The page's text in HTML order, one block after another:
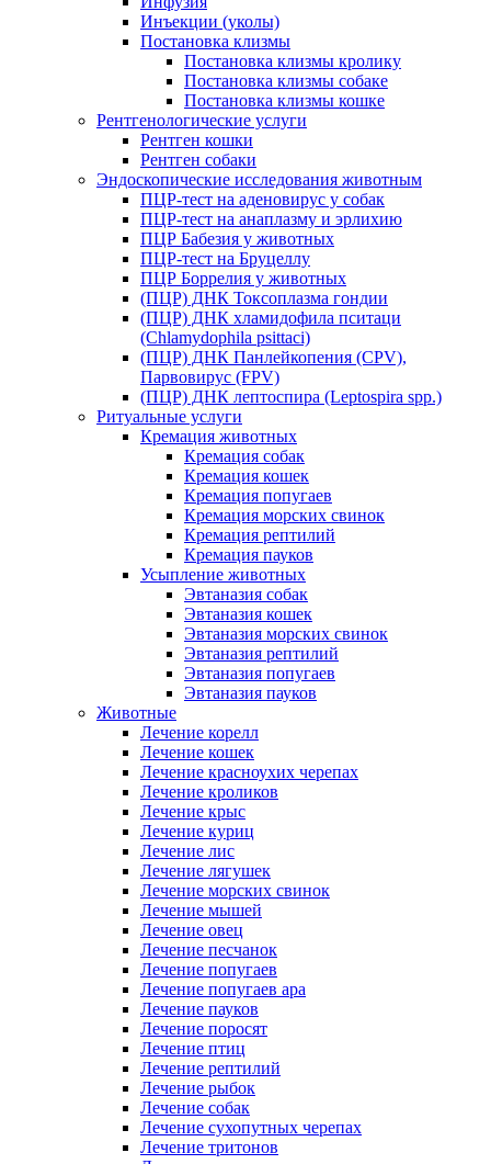
Инъекции (уколы)
Постановка клизмы
Постановка клизмы кролику
Постановка клизмы собаке
Постановка клизмы кошке
Рентгенологические услуги
Рентген кошки
Рентген собаки
Эндоскопические исследования животным
ПЦР-тест на аденовирус у собак
ПЦР-тест на анаплазму и эрлихию
ПЦР Бабезия у животных
ПЦР-тест на Бруцеллу
ПЦР Боррелия у животных
(ПЦР) ДНК Токсоплазма гондии
(ПЦР) ДНК хламидофила пситаци
(Chlamydophila psittaci)
(ПЦР) ДНК Панлейкопения (CPV),
Парвовирус (FPV)
(ПЦР) ДНК лептоспира (Leptospira spp.)
Ритуальные услуги
Кремация животных
Кремация собак
Кремация кошек
Кремация попугаев
Кремация морских свинок
Кремация рептилий
Кремация пауков
Усыпление животных
Эвтаназия собак
Эвтаназия кошек
Эвтаназия морских свинок
Эвтаназия рептилий
Эвтаназия попугаев
Эвтаназия пауков
Животные
Лечение корелл
Лечение кошек
Лечение красноухих черепах
Лечение кроликов
Лечение крыс
Лечение куриц
Лечение лис
Лечение лягушек
Лечение морских свинок
Лечение мышей
Лечение овец
Лечение песчанок
Лечение попугаев
Лечение попугаев ара
Лечение пауков
Лечение поросят
Лечение птиц
Лечение рептилий
Лечение рыбок
Лечение собак
Лечение сухопутных черепах
Лечение тритонов